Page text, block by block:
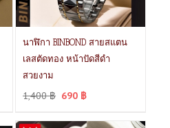
นาฬิกา BINBOND สายสแตน
เลสตัดทอง หน้าปัดสีดำ
สวยงาม
1,400฿ 690 ฿